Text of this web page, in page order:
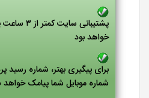
پشتیبانی
خواهد بود
برای پیگیری بهتر، شماره رسید
شماره موبایل شما پیامک